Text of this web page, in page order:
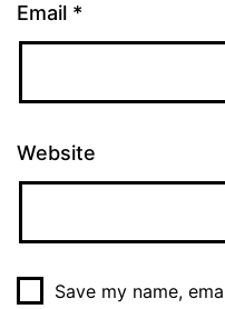
Email *
Website
Save my name,